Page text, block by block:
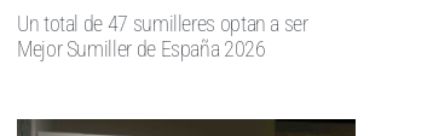
Un total de 47 sumilleres optan a ser
Mejor Sumiller de España 2026